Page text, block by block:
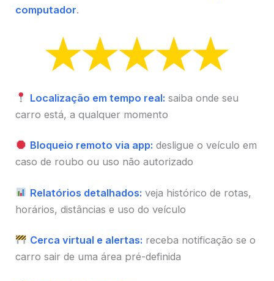
computador.
Localização em tempo real: saiba onde seu
carro está, a qualquer momento
Bloqueio remoto via app: desligue o veículo em
caso de roubo ou uso não autorizado
Relatórios detalhados: veja histórico de rotas,
horários, distâncias e uso do veículo
Cerca virtual e alertas: receba notificação se o
carro sair de uma área pré-definida